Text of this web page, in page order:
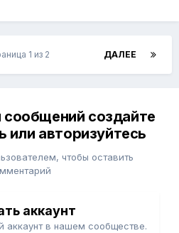
ДАЛЕЕ
1 из 2
создайте
или авторизуйтесь
чтобы оставить
аккаунт
аккаунт в нашем сообществе.